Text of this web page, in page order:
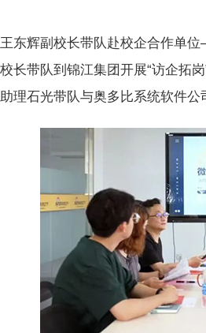
王东辉副校长带队赴校企合作单
长带队到锦江集团开展“访企拓
理石光带队与奥多比系统软件公